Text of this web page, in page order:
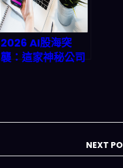
2026 AI股海突
襲：這家神秘公司
NEXT